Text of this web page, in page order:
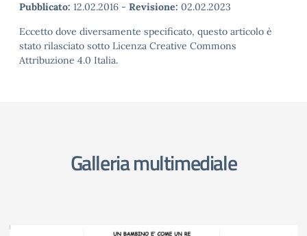
Pubblicato: 12.02.2016 - Revisione: 02.02.2023
Eccetto dove diversamente specificato, questo articolo è
stato rilasciato sotto Licenza Creative Commons
Attribuzione 4.0 Italia.
Galleria multimediale